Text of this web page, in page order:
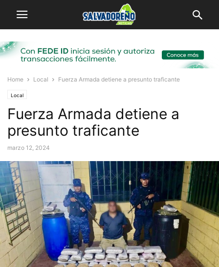
Home Local Fuerza Armada detiene a presunto traficante
Local
Fuerza Armada detiene a
presunto traficante
marzo 12, 2024